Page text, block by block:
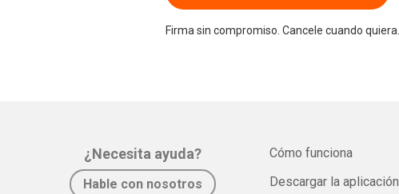
Firma sin compromiso. Cancele cuando quiera.
¿Necesita ayuda?
Hable con nosotros
Cómo funciona
Descargar la aplicación